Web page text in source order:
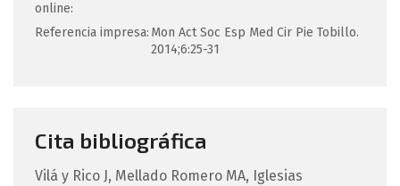
online:
Referencia impresa: Mon Act Soc Esp Med Cir Pie Tobillo.
2014;6:25-31
Cita bibliográfica
Vilá y Rico J, Mellado Romero MA, Iglesias